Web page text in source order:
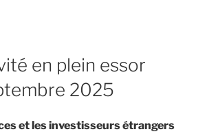
en plein essor
2025
et les investisseurs étrangers